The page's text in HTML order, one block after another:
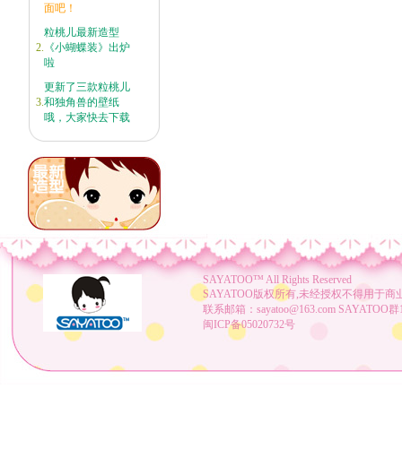
面吧！
2.
粒桃儿最新造型
《小蝴蝶装》出炉
啦
3.
更新了三款粒桃儿
和独角兽的壁纸
哦，大家快去下载
SAYATOO™ All Rights Reserved
SAYATOO版权所有,未经授权不得用于商
联系邮箱：sayatoo@163.com SAYATOO
闽ICP备05020732号